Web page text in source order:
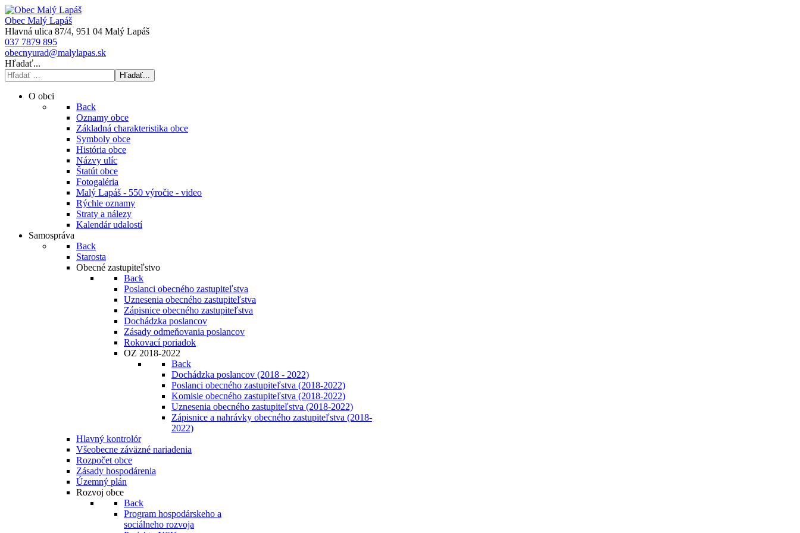
Obec Malý Lapáš
Hlavná ulica 87/4, 951 04 Malý Lapáš
037 7879 895
obecnyurad@malylapas.sk
Hľadať...
Hľadať...
O obci
Back
Oznamy obce
Základná charakteristika obce
Symboly obce
História obce
Názvy ulíc
Štatút obce
Fotogaléria
Malý Lapáš - 550 výročie - video
Rýchle oznamy
Straty a nálezy
Kalendár udalostí
Samospráva
Back
Starosta
Obecné zastupiteľstvo
Back
Poslanci obecného zastupiteľstva
Uznesenia obecného zastupiteľstva
Zápisnice obecného zastupiteľstva
Dochádzka poslancov
Zásady odmeňovania poslancov
Rokovací poriadok
OZ 2018-2022
Back
Dochádzka poslancov (2018 - 2022)
Poslanci obecného zastupiteľstva (2018-2022)
Komisie obecného zastupiteľstva (2018-2022)
Uznesenia obecného zastupiteľstva (2018-2022)
Zápisnice a nahrávky obecného zastupiteľstva (2018-
2022)
Hlavný kontrolór
Všeobecne záväzné nariadenia
Rozpočet obce
Zásady hospodárenia
Územný plán
Rozvoj obce
Back
Program hospodárskeho a
sociálneho rozvoja